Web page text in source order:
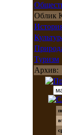
Облик
Туризм
Архив: